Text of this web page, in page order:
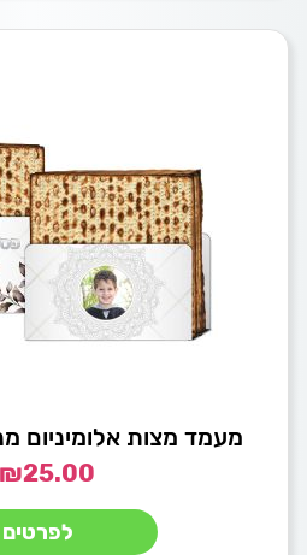
מעמד מצות אלומיניום
₪25.00
לפרטים